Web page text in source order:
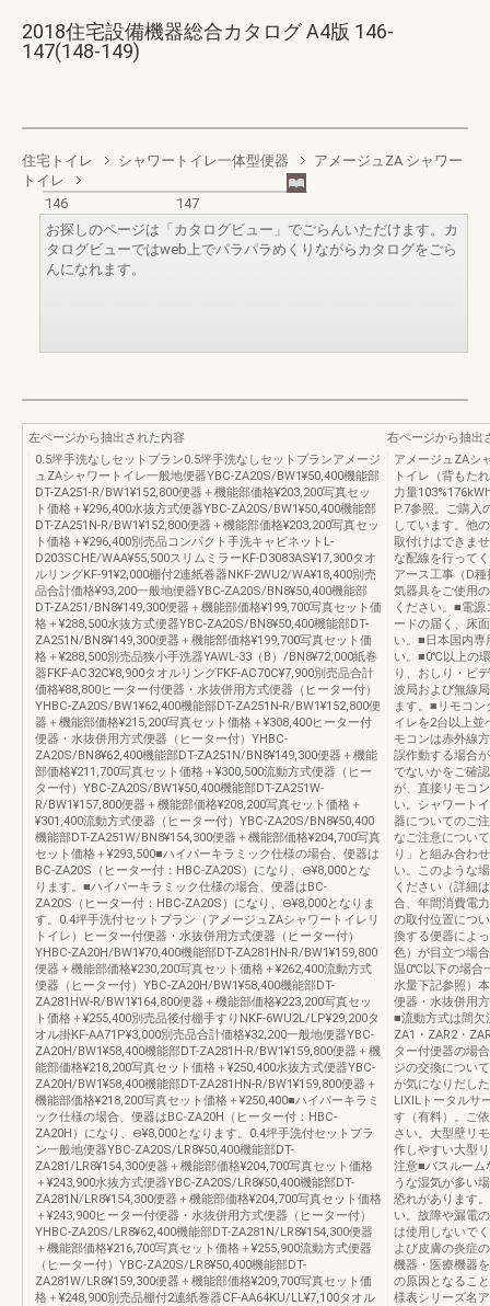
2018住宅設備機器総合カタログ A4版 146-
147(148-149)
住宅トイレ シャワートイレ一体型便器
アメージュZA シャワー
トイレ
146
147
お探しのページは「カタログビュー」でごらんいただけます。カ
タログビューではweb上でパラパラめくりながらカタログをごら
んになれます。
左ページから抽出された内容
0.5坪手洗なしセットプラン0.5坪手洗なしセットプランアメージ
ュZAシャワートイレ一般地便器YBC-ZA20S/BW1¥50,400機能部
DT-ZA251-R/BW1¥152,800便器＋機能部価格¥203,200写真セッ
ト価格＋¥296,400水抜方式便器YBC-ZA20S/BW1¥50,400機能部
DT-ZA251N-R/BW1¥152,800便器＋機能部価格¥203,200写真セッ
ト価格＋¥296,400別売品コンパクト手洗キャビネットL-
D203SCHE/WAA¥55,500スリムミラーKF-D3083AS¥17,300タオ
ルリングKF-91¥2,000棚付2連紙巻器NKF-2WU2/WA¥18,400別売
品合計価格¥93,200一般地便器YBC-ZA20S/BN8¥50,400機能部
DT-ZA251/BN8¥149,300便器＋機能部価格¥199,700写真セット価
格＋¥288,500水抜方式便器YBC-ZA20S/BN8¥50,400機能部DT-
ZA251N/BN8¥149,300便器＋機能部価格¥199,700写真セット価
格＋¥288,500別売品狭小手洗器YAWL-33（B）/BN8¥72,000紙巻
器FKF-AC32C¥8,900タオルリングFKF-AC70C¥7,900別売品合計
価格¥88,800ヒーター付便器・水抜併用方式便器（ヒーター付）
YHBC-ZA20S/BW1¥62,400機能部DT-ZA251N-R/BW1¥152,800便
器＋機能部価格¥215,200写真セット価格＋¥308,400ヒーター付
便器・水抜併用方式便器（ヒーター付）YHBC-
ZA20S/BN8¥62,400機能部DT-ZA251N/BN8¥149,300便器＋機能
部価格¥211,700写真セット価格＋¥300,500流動方式便器（ヒー
ター付）YBC-ZA20S/BW1¥50,400機能部DT-ZA251W-
R/BW1¥157,800便器＋機能部価格¥208,200写真セット価格＋
¥301,400流動方式便器（ヒーター付）YBC-ZA20S/BN8¥50,400
機能部DT-ZA251W/BN8¥154,300便器＋機能部価格¥204,700写真
セット価格＋¥293,500■ハイパーキラミック仕様の場合、便器は
BC-ZA20S（ヒーター付：HBC-ZA20S）になり、⊖¥8,000とな
ります。■ハイパーキラミック仕様の場合、便器はBC-
ZA20S（ヒーター付：HBC-ZA20S）になり、⊖¥8,000となりま
す。0.4坪手洗付セットプラン（アメージュZAシャワートイレリ
トイレ）ヒーター付便器・水抜併用方式便器（ヒーター付）
YHBC-ZA20H/BW1¥70,400機能部DT-ZA281HN-R/BW1¥159,800
便器＋機能部価格¥230,200写真セット価格＋¥262,400流動方式
便器（ヒーター付）YBC-ZA20H/BW1¥58,400機能部DT-
ZA281HW-R/BW1¥164,800便器＋機能部価格¥223,200写真セッ
ト価格＋¥255,400別売品後付棚手すりNKF-6WU2L/LP¥29,200タ
オル掛KF-AA71P¥3,000別売品合計価格¥32,200一般地便器YBC-
ZA20H/BW1¥58,400機能部DT-ZA281H-R/BW1¥159,800便器＋機
能部価格¥218,200写真セット価格＋¥250,400水抜方式便器YBC-
ZA20H/BW1¥58,400機能部DT-ZA281HN-R/BW1¥159,800便器＋
機能部価格¥218,200写真セット価格＋¥250,400■ハイパーキラミ
ック仕様の場合、便器はBC-ZA20H（ヒーター付：HBC-
ZA20H）になり、⊖¥8,000となります。0.4坪手洗付セットプラ
ン一般地便器YBC-ZA20S/LR8¥50,400機能部DT-
ZA281/LR8¥154,300便器＋機能部価格¥204,700写真セット価格
＋¥243,900水抜方式便器YBC-ZA20S/LR8¥50,400機能部DT-
ZA281N/LR8¥154,300便器＋機能部価格¥204,700写真セット価格
＋¥243,900ヒーター付便器・水抜併用方式便器（ヒーター付）
YHBC-ZA20S/LR8¥62,400機能部DT-ZA281N/LR8¥154,300便器
＋機能部価格¥216,700写真セット価格＋¥255,900流動方式便器
（ヒーター付）YBC-ZA20S/LR8¥50,400機能部DT-
ZA281W/LR8¥159,300便器＋機能部価格¥209,700写真セット価
格＋¥248,900別売品棚付2連紙巻器CF-AA64KU/LL¥7,100タオル
右ページから抽出
アメージュZAシ
トイレ（背もた
力量
P.7参照。ご購
しています。他
取付けはできま
な配線を行って
アース工事（D
気器具をご使用
ください。■電
ードの届く、床
い。■日本国内専
い。■0℃以上の
り、おしり・ビ
波局および無線
ます。■リモコ
イレを2台以上並
モコンは赤外線
誤作動する場合
でないかをご確
が、直接リモコ
い。シャワート
器についてのご
なご注意につい
り」と組み合わ
い。このような
ください（詳細
合、年間消費電
の取付位置につ
換する便器によ
色）が目立つ場
温0℃以下の場合
水量下記参照）
便器・水抜併用
■流動方式は間欠
ZA1・ZAR2・
ター付便器の場
ジの交換につい
が気になりだし
LIXILトータルサ
す（有料）。ご
さい。大型壁リ
作しやすい大型
注意■バスルーム
うな湿気が多い
恐れがあります
い。故障や漏電
は使用しないで
よび皮膚の炎症
機器・医療機器
の原因となるこ
様表シリーズ名